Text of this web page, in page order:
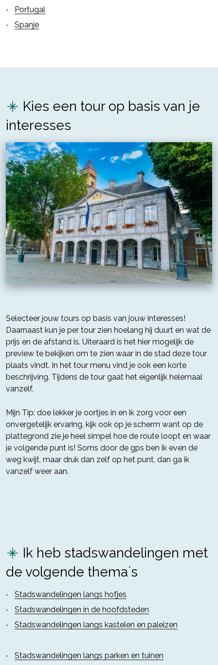
Portugal
Spanje
Kies een tour op basis van je
interesses
Selecteer jouw tours op basis van jouw interesses!
Daarnaast kun je per tour zien hoelang hij duurt en wat de
prijs en de afstand is. Uiteraard is het hier mogelijk de
preview te bekijken om te zien waar in de stad deze tour
plaats vindt. In het tour menu vind je ook een korte
beschrijving. Tijdens de tour gaat het eigenlijk helemaal
vanzelf.
Mijn Tip: doe lekker je oortjes in en ik zorg voor een
onvergetelijk ervaring, kijk ook op je scherm want op de
plattegrond zie je heel simpel hoe de route loopt en waar
je volgende punt is! Soms door de gps ben ik even de
weg kwijt, maar druk dan zelf op het punt, dan ga ik
vanzelf weer aan.
Ik heb stadswandelingen met
de volgende thema`s
Stadswandelingen langs hofjes
Stadswandelingen in de hoofdsteden
Stadswandelingen langs kastelen en paleizen
Stadswandelingen langs parken en tuinen